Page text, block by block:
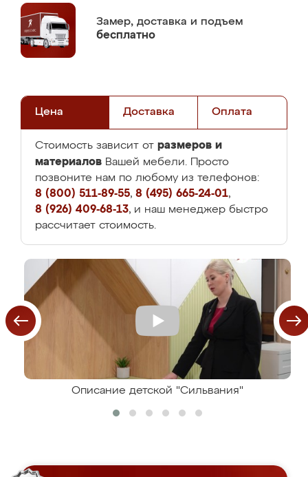
Замер, доставка и подъем
бесплатно
Цена Доставка Оплата
Стоимость зависит от размеров и
материалов Вашей мебели. Просто
позвоните нам по любому из телефонов:
8 (800) 511-89-55, 8 (495) 665-24-01,
8 (926) 409-68-13, и наш менеджер быстро
рассчитает стоимость.
Описание детской "Сильвания"